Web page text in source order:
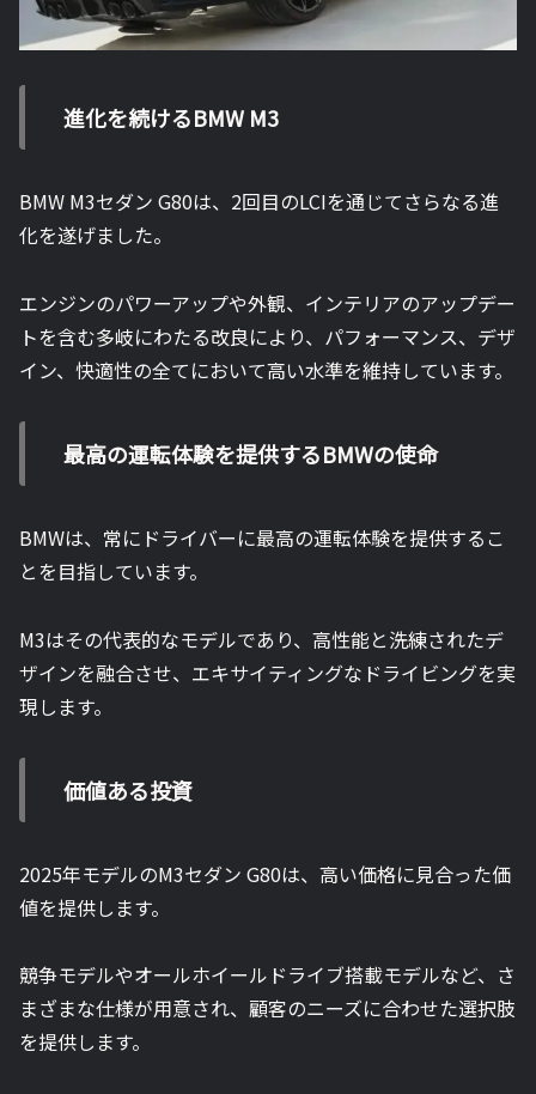
進化を続けるBMW M3
BMW M3セダン G80は、2回目のLCIを通じてさらなる進
化を遂げました。
エンジンのパワーアップや外観、インテリアのアップデー
トを含む多岐にわたる改良により、パフォーマンス、デザ
イン、快適性の全てにおいて高い水準を維持しています。
最高の運転体験を提供するBMWの使命
BMWは、常にドライバーに最高の運転体験を提供するこ
とを目指しています。
M3はその代表的なモデルであり、高性能と洗練されたデ
ザインを融合させ、エキサイティングなドライビングを実
現します。
価値ある投資
2025年モデルのM3セダン G80は、高い価格に見合った価
値を提供します。
競争モデルやオールホイールドライブ搭載モデルなど、さ
まざまな仕様が用意され、顧客のニーズに合わせた選択肢
を提供します。